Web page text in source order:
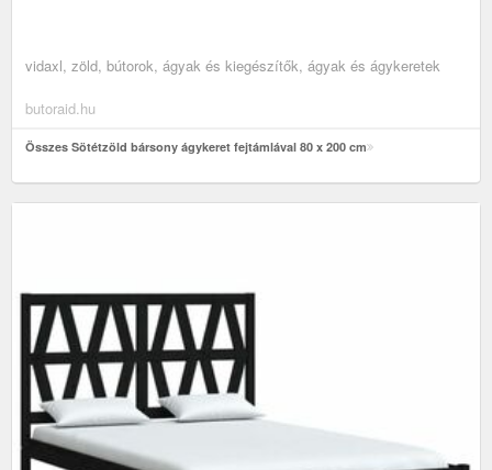
vidaxl, zöld, bútorok, ágyak és kiegészítők, ágyak és ágykeretek
butoraid.hu
Összes Sötétzöld bársony ágykeret fejtámlával 80 x 200 cm